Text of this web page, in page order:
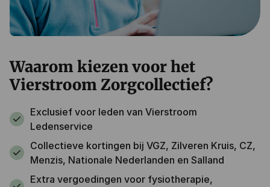
Waarom kiezen voor het
Vierstroom Zorgcollectief?
Exclusief voor leden van Vierstroom
Ledenservice
Collectieve kortingen bij VGZ, Zilveren Kruis, CZ,
Menzis, Nationale Nederlanden en Salland
Extra vergoedingen voor fysiotherapie,